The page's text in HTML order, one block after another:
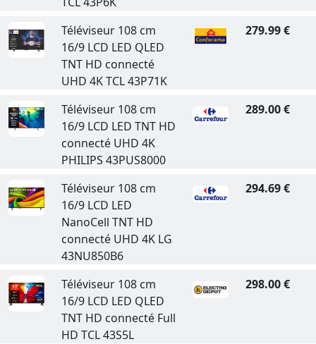
Téléviseur 108 cm
16/9 LCD LED QLED
TNT HD connecté
UHD 4K TCL 43P71K
279.99 €
Téléviseur 108 cm
16/9 LCD LED TNT HD
connecté UHD 4K
PHILIPS 43PUS8000
289.00 €
Téléviseur 108 cm
16/9 LCD LED
NanoCell TNT HD
connecté UHD 4K LG
43NU850B6
294.69 €
Téléviseur 108 cm
16/9 LCD LED QLED
TNT HD connecté Full
HD TCL 43S5L
298.00 €